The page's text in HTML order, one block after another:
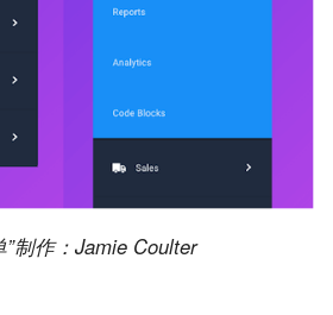
制作：Jamie Coulter